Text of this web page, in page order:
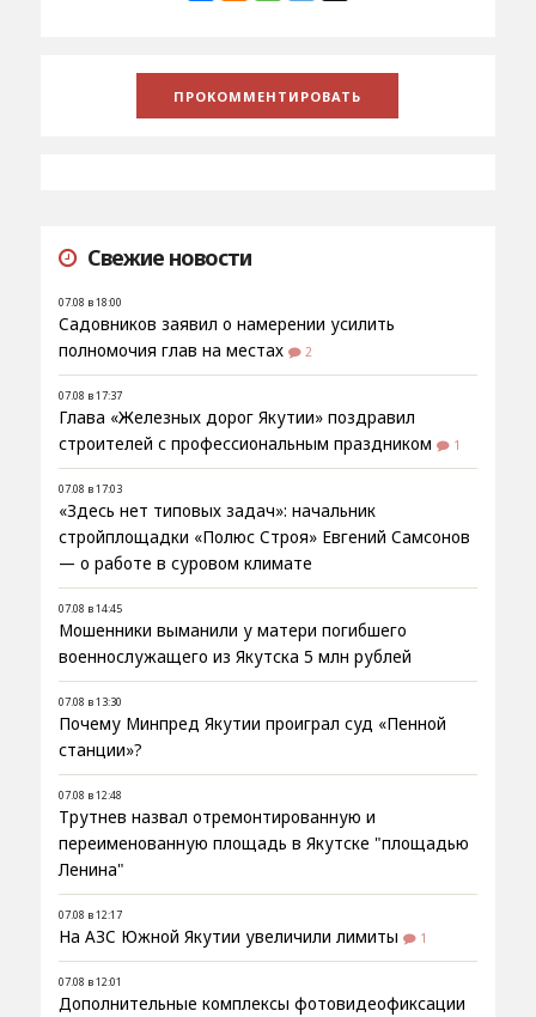
Свежие новости
07.08 в 18:00
Садовников заявил о намерении усилить
полномочия глав на местах
2
07.08 в 17:37
Глава «Железных дорог Якутии» поздравил
строителей с профессиональным праздником
1
07.08 в 17:03
«Здесь нет типовых задач»: начальник
стройплощадки «Полюс Строя» Евгений Самсонов
— о работе в суровом климате
07.08 в 14:45
Мошенники выманили у матери погибшего
военнослужащего из Якутска 5 млн рублей
07.08 в 13:30
Почему Минпред Якутии проиграл суд «Пенной
станции»?
07.08 в 12:48
Трутнев назвал отремонтированную и
переименованную площадь в Якутске "площадью
Ленина"
07.08 в 12:17
На АЗС Южной Якутии увеличили лимиты 1
07.08 в 12:01
Дополнительные комплексы фотовидеофиксации